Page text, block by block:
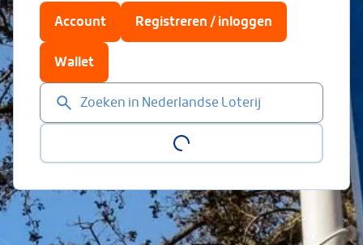
Account
Registreren / inloggen
Wallet